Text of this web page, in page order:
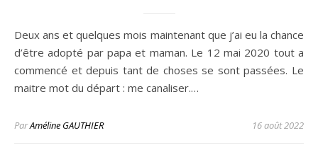
Deux ans et quelques mois maintenant que j’ai eu la chance
d’être adopté par papa et maman. Le 12 mai 2020 tout a
commencé et depuis tant de choses se sont passées. Le
maitre mot du départ : me canaliser.…
ParAméline GAUTHIER 16 août 2022